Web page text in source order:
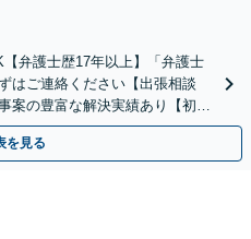
弁護士歴17年以上】「弁護士
はご連絡ください【出張相談
案の豊富な解決実績あり【初回
ケースもあります
を見る